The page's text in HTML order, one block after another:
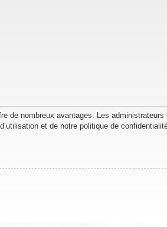
de nombreux avantages. Les
et de notre politique de